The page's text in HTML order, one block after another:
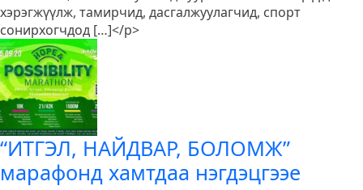
бялдар,
спортын
шинжлэх
ухааны
институт”
албан
ёсоор
байгуулагдлаа
хэрэгжүүлж, тамирчид, дасгалжуулагчид, спорт
сонирхогчдод […]</p>
“ИТГЭЛ, НАЙДВАР, БОЛОМЖ”
марафонд хамтдаа нэгдэцгээе